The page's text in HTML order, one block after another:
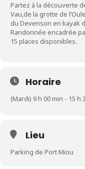
Partez à la découverte
Vau,de la grotte de
du Devenson en kayak
Randonnée encadrée
15 places disponibles.
Horaire
(Mardi) 9 h 00 min - 15 h
Lieu
Parking de Port Miou